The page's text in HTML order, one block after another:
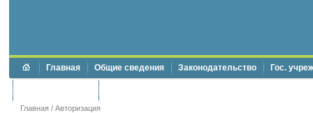
Главная Общие сведения Законодательство Гос.
Главная / Авторизация